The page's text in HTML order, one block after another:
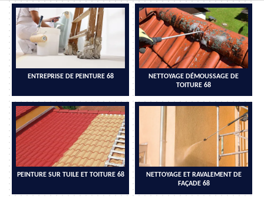
ENTREPRISE DE PEINTURE 68
NETTOYAGE DÉMOUSSAGE DE
TOITURE 68
PEINTURE SUR TUILE ET TOITURE 68
NETTOYAGE ET RAVALEMENT DE
FAÇADE 68